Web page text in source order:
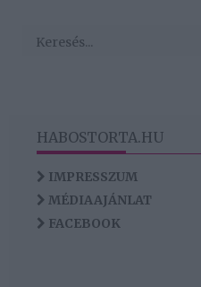
HABOSTORTA.HU
IMPRESSZUM
MÉDIAAJÁNLAT
FACEBOOK